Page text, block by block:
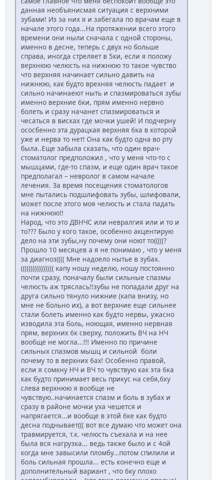
данная необъянисмая ситуация с верхними
зубами! Из за них я и забегала по врачам еще в
начале этого года...На протяжении всего этого
времени они ныли сначала с одной стороны,
именно в десне, теперь с двух но больше
справа, иногда стреляет в 5ки, если я положу
верхнюю челюсть на нижнюю то такое чувство
что верхняя начинает сильно давить на
нижнюю, как будто врехняя челюсть падает и
сильно начинаеют ныть и спазмироваться зубы
именно верхние 6ки, прям именно нервно
болеть и сразу начанет спазмироваться и
чесаться в висках где мочки ушей! И подчерну
ососбенно эта дурацкая верхняя 6ка в которой
уже и нерва то нет! Она как будто одна во рту
была..Еще забыла сказать, что один врач-
стоматолог предположил , что у меня что-то с
мышцами, где-то спазм, и еще один врач такое
предполагал – невролог в самом начале
лечения. За время посещения стоматологов
мне пытались подшлифовать зубы, шлифовали,
может после этого моя челюсть и стала падать
на нижнюю!!
Народ, что это ДВНЧС или невралгия или и то и
то??? Было у кого такое, особенно акцентирую
дело на эти зубы,ну почему они ноют то(((((?
Прошло 10 месяцев а я не понимаю , что у меня
за диагноз(((( Мне надоело нытье в зубах.
((((((((((((((((( капу ношу неделю, ношу постоянно
почти сразу, поначалу были сильные спазмы
челюсть аж тряслась!!зубы не попадали друг на
друга сильно тянуло нижние (капа внизу, но
мне не больно их), а вот верхние еще сильнее
стали болеть именно как будто нервы, ужасно
изводила эта боль, ноющая, именно нервная
прям, верхних 6к сверху, положить ВЧ на НЧ
вообще не могла...!!! Именно по причине
сильных спазмов мышц и сильной боли
почему то в верхних 6ах! Особенно правой,
если я сомкну НЧ и ВЧ то чувствую как эта 6ка
как будто принимает весь прикус на себя,6ку
слева верхнюю я вообще не
чувствую..начинается спазм и боль в зубах и
сразу в районе мочки уха чешется и
напрягается...и вообще в этой 6ке как будто
десна поднывает((( вот все думаю что может она
травмируется, т.к. челюсть съехала и на нее
была вся нагрузка... ведь также было и с 4ой
когда мне завысили пломбу...потом спилили и
боль сильная прошла... есть конечно еще и
дополнительный вариант , что 6ку плохо